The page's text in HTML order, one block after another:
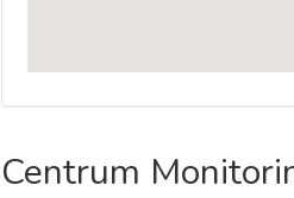
Centrum